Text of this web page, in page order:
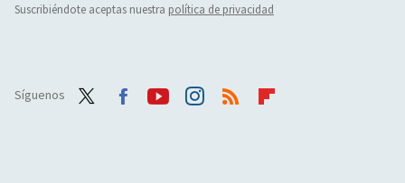
Suscribiéndote aceptas nuestra política de privacidad
Síguenos